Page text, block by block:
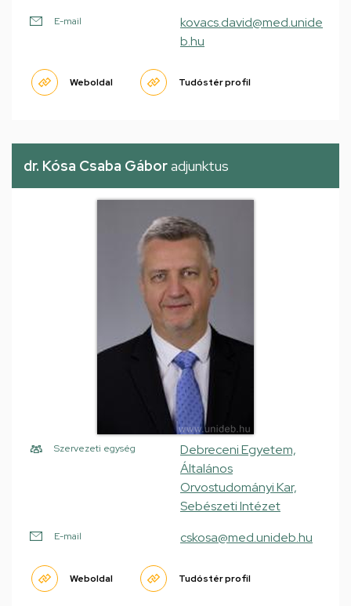
E-mail
kovacs.david@med.unide
b.hu
Weboldal Tudóstér profil
dr. Kósa Csaba Gáboradjunktus
Szervezeti egység
Debreceni Egyetem,
Általános
Orvostudományi Kar,
Sebészeti Intézet
E-mail cskosa@med.unideb.hu
Weboldal Tudóstér profil